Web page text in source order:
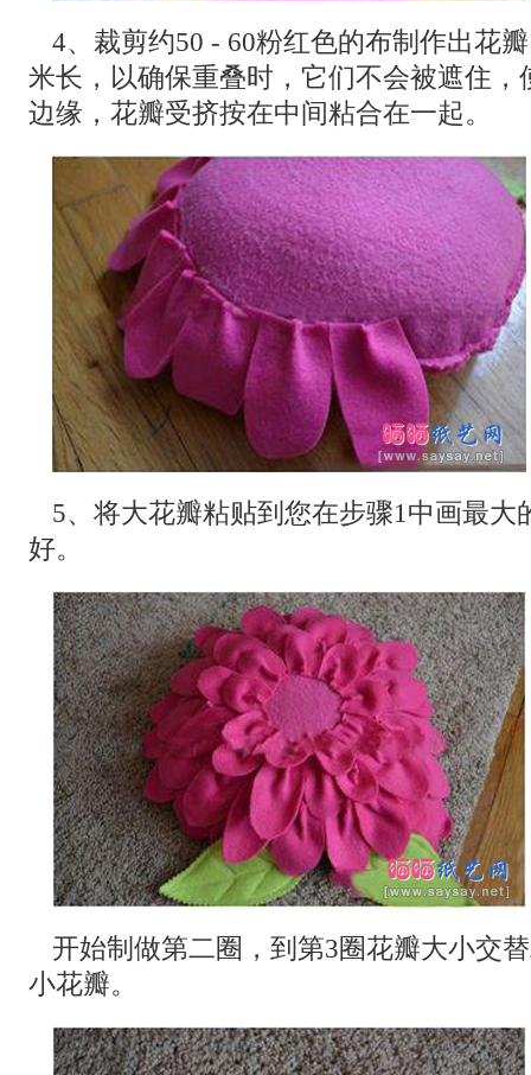
4、裁剪约50 - 60粉红色的布制作出花
米长，以确保重叠时，它们不会被遮住，
边缘，花瓣受挤按在中间粘合在一起。
5、将大花瓣粘贴到您在步骤1中画最大
好。
开始制做第二圈，到第3圈花瓣大小交
小花瓣。